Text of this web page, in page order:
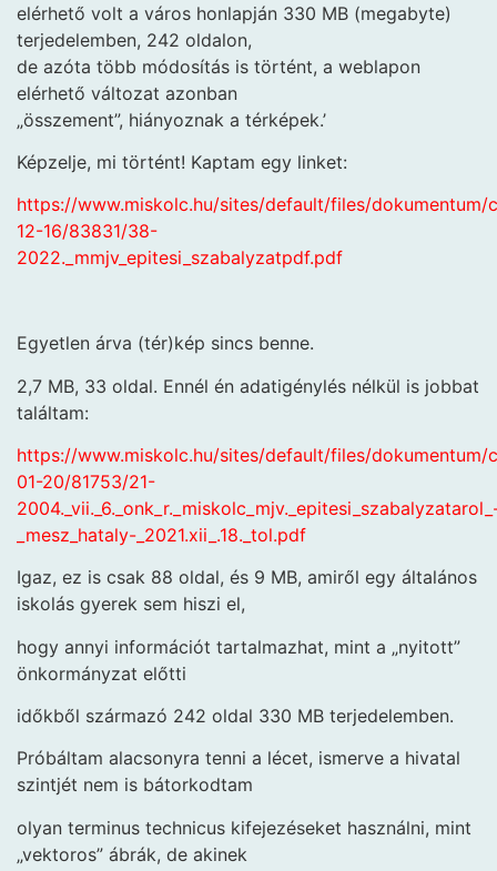
elérhető volt a város honlapján 330 MB (megabyte)
terjedelemben, 242 oldalon,
de azóta több módosítás is történt, a weblapon
elérhető változat azonban
„összement”, hiányoznak a térképek.’
Képzelje, mi történt! Kaptam egy linket:
https://www.miskolc.hu/sites/default/files/dokumentum/
12-16/83831/38-
2022._mmjv_epitesi_szabalyzatpdf.pdf
Egyetlen árva (tér)kép sincs benne.
2,7 MB, 33 oldal. Ennél én adatigénylés nélkül is jobbat
találtam:
https://www.miskolc.hu/sites/default/files/dokumentum/
01-20/81753/21-
_mesz_hataly-_2021.xii_.18._tol.pdf
Igaz, ez is csak 88 oldal, és 9 MB, amiről egy általános
iskolás gyerek sem hiszi el,
hogy annyi információt tartalmazhat, mint a „nyitott”
önkormányzat előtti
időkből származó 242 oldal 330 MB terjedelemben.
Próbáltam alacsonyra tenni a lécet, ismerve a hivatal
szintjét nem is bátorkodtam
olyan terminus technicus kifejezéseket használni, mint
„vektoros” ábrák, de akinek